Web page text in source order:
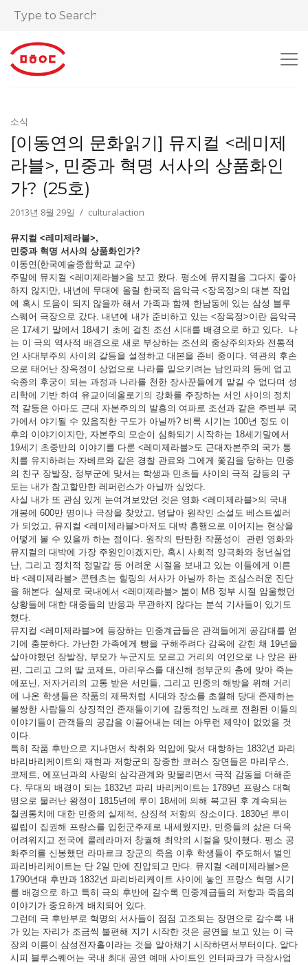
소식
[이동연의 문화읽기] 뮤지컬 <레미제
라블>, 민중과 혁명 서사의 상품화인
가? (25호)
2013년 8월 29일 culturalaction
뮤지컬 <레미제라블>,
민중과 혁명 서사의 상품화인가?
이동연(한국예술종합학교 교수)
주말에 뮤지컬 <레미제라블>을 보고 왔다. 평소에 뮤지컬을 그다지 좋아
하지 않지만, 내년에 무대에 올릴 한국적 음악극 <장옥정>의 대본 작업
에 혹시 도움이 되지 않을까 해서 가족과 함께 한남동에 있는 삼성 블루
스퀘어 극장으로 갔다. 내년에 내가 준비하고 있는 <장옥정>이란 음악극
은 17세기 말에서 18세기 초에 걸친 조선 시대를 배경으로 하고 있다. 나
는 이 극의 역사적 배경으로 새로 부상하는 조선의 중상주의자와 전통적
인 사대부주의 사이의 갈등을 설정하고 대본을 준비 중이다. 역관의 후손
으로 태어난 장옥정이 상업으로 나라를 일으키려는 남인파의 등에 업고
숙종의 후궁이 되는 과정과 나라를 천한 장사꾼들에게 맡길 수 없다며 성
리학에 기반 하여 유교이데올로기의 강화를 주장하는 서인 사이의 정치
적 갈등은 아마도 근대 자본주의의 발흥의 여파로 조선과 같은 주변부 국
가에서 야기될 수 있음직한 구도가 아닐까? 비록 시기는 100년 정도 이
후의 이야기이지만, 자본주의 모순이 심화되기 시작하는 18세기말에서
19세기 초중반의 이야기를 다룬 <레미제라블>도 근대자본주의 국가 통
치를 유지하려는 자베르와 같은 경찰 관료와 그에게 쫓김을 당하는 민중
의 친구 장발장, 정부군에 맞서는 학생과 민초들 사이의 극적 갈등의 구
도는 내가 참고할만한 레퍼런스가 아닐까 싶었다.
사실 내가 또 관심 있게 눈여겨보았던 것은 영화 <레미제라블>의 국내
개봉에 600만 명이나 극장을 찾았고, 덩달아 원작인 소설도 베스트셀러
가 되었고, 뮤지컬 <레미제라블>마저도 대박 흥행으로 이어지는 현상을
어떻게 볼 수 있을까 하는 점이다. 원작의 탄탄한 작품성이 관련 영화와
뮤지컬의 대박에 가장 주원인이겠지만, 혹시 사회적 양극화와 청년실업
난, 그리고 정치적 정말감 등 어려운 시절을 보내고 있는 이들에게 이른
바 <레미제라블> 콘텐츠는 힐링의 서사가 아닐까 하는 조심스러운 진단
을 해본다. 실제로 국내에서 <레미제라블> 붐이 MB 정부 시절 암울했던
상황들에 대한 대중들의 반응과 무관하지 않다는 분석 기사들이 있기도
했다.
뮤지컬 <레미제라블>에 등장하는 민중계급들은 관객들에게 공감대를 얻
기에 충분하다. 가난한 가족에게 빵을 구해주려다 감옥에 갇힌 채 19년을
살아야했던 장발장, 부모가 누군지도 모르고 거리의 여인으로 나 앉은 판
핀, 그리고 그의 딸 코제트, 마리우스를 대신해 정부군의 총에 맞아 죽는
에포닌, 저자거리의 고통 받은 서민들, 그리고 민중의 해방을 위해 거리
에 나온 학생들은 작품의 제목처럼 시대와 장소를 초월해 당대 존재하는
불쌍한 사람들의 상징적인 존재들이기에 감동적인 노래로 전환된 이들의
이야기들이 관객들의 공감을 이끌어내는 데는 아무런 제약이 없었을 것
이다.
특히 작품 후반으로 지나면서 착취와 억압에 맞서 대항하는 1832년 파리
바리바리케이트의 재현과 저항군의 장중한 코러스 장면들은 마리우스,
코제트, 에포닌과의 사랑의 삼각관계와 맞물리면서 극적 감동을 더해준
다. 무대의 배경이 되는 1832년 파리 바리케이트는 1789년 프랑스 대혁
명으로 물러난 왕정이 1815년에 루이 18세에 의해 복고된 후 계속되는
철권통치에 대한 민중의 실제적, 상징적 저항의 장소이다. 1830년 루이
필립이 집권해 프랑스를 입헌군주제로 내세웠지만, 민중들의 삶은 더욱
어려워지고 전국에 콜레라마저 창궐해 최악의 시절을 맞이했다. 평소 공
화주의를 신봉했던 라마르크 장군의 죽음 이후 학생들이 주도해서 벌인
파리바리케이트는 단 2일 만에 진압되고 만다. 뮤지컬 <레미제라블>은
1790년대 후반과 1832년 파리바리케이트 사이에 놓인 프랑스 혁명 시기
를 배경으로 하고 특히 극의 후반에 갈수록 민중계급들의 저항과 죽음의
이야기가 중요하게 배치되어 있다.
그런데 극 후반부로 혁명의 서사들이 점점 고조되는 장면으로 갈수록 내
가 있는 자리가 조금씩 불편해 지기 시작한 것은 공연을 보고 있는 이 극
장의 이름이 삼성전자홀이라는 것을 알아채기 시작하면서부터이다. 알다
시피 블루스퀘어는 국내 최대 공연 예매 사이트인 인터파크가 극장사업